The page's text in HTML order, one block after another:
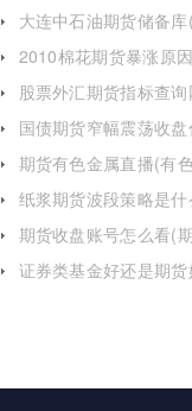
大连中石油期货储备
2010棉花期货暴涨原
股票外汇期货指标查
国债期货窄幅震荡收
期货有色金属直播(有
纸浆期货波段策略是
期货收盘账号怎么看(
证券类基金好还是期